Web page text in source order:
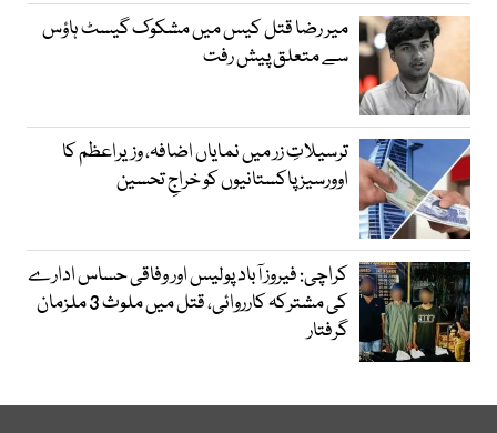
میر رضا قتل کیس میں مشکوک گیسٹ ہاؤس
سے متعلق پیش رفت
ترسیلاتِ زر میں نمایاں اضافہ، وزیراعظم کا
اوورسیز پاکستانیوں کو خراجِ تحسین
کراچی: فیروز آباد پولیس اور وفاقی حساس ادارے
کی مشترکہ کارروائی، قتل میں ملوث 3 ملزمان
گرفتار